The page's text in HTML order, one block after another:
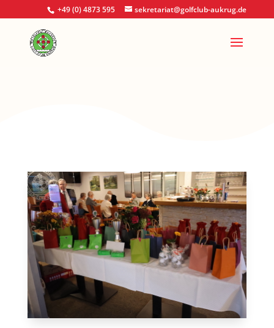
+49 (0) 4873 595 sekretariat@golfclub-aukrug.de